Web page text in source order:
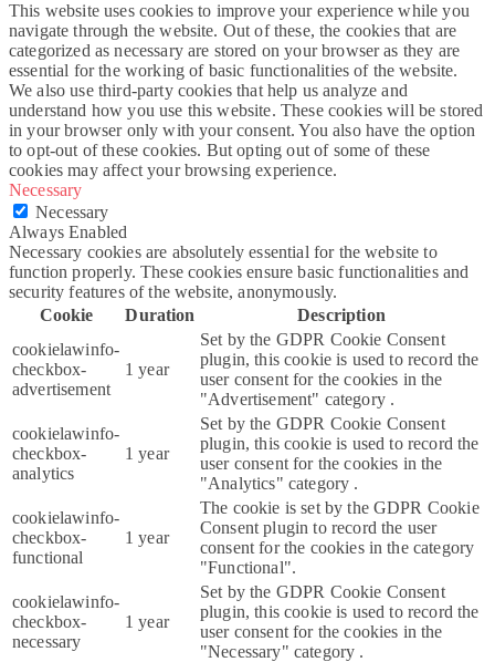
This website uses cookies to improve your experience while you
navigate through the website. Out of these, the cookies that are
categorized as necessary are stored on your browser as they are
essential for the working of basic functionalities of the website.
We also use third-party cookies that help us analyze and
understand how you use this website. These cookies will be stored
in your browser only with your consent. You also have the option
to opt-out of these cookies. But opting out of some of these
cookies may affect your browsing experience.
Necessary
Necessary
Always Enabled
Necessary cookies are absolutely essential for the website to
function properly. These cookies ensure basic functionalities and
security features of the website, anonymously.
Cookie
Duration
Description
cookielawinfo-
checkbox-
advertisement
1 year
Set by the GDPR Cookie Consent
plugin, this cookie is used to record the
user consent for the cookies in the
"Advertisement" category .
cookielawinfo-
checkbox-
analytics
1 year
Set by the GDPR Cookie Consent
plugin, this cookie is used to record the
user consent for the cookies in the
"Analytics" category .
cookielawinfo-
checkbox-
functional
1 year
The cookie is set by the GDPR Cookie
Consent plugin to record the user
consent for the cookies in the category
"Functional".
cookielawinfo-
checkbox-
necessary
1 year
Set by the GDPR Cookie Consent
plugin, this cookie is used to record the
user consent for the cookies in the
"Necessary" category .